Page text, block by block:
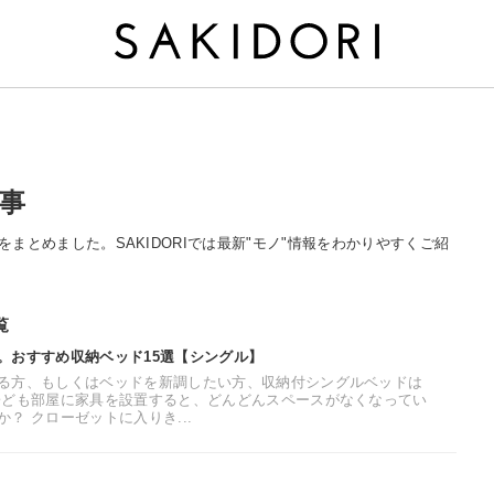
まとめました。SAKIDORIでは最新"モノ"情報をわかりやすくご紹
おすすめ収納ベッド15選【シングル】
方、もしくはベッドを新調したい方、収納付シングルベッドは
も部屋に家具を設置すると、どんどんスペースがなくなってい
？ クローゼットに入りき...